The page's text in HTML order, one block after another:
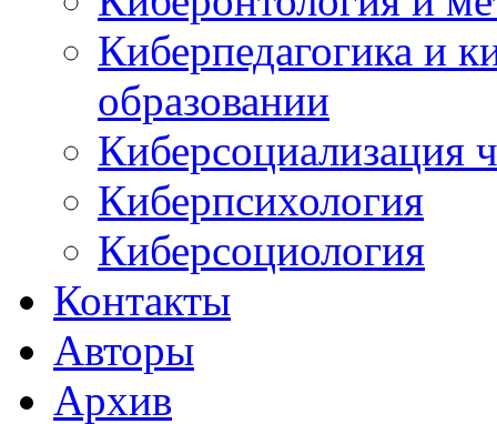
Киберпедагогика и
образовании
Киберсоциализация
Киберпсихология
Киберсоциология
Контакты
Авторы
Архив